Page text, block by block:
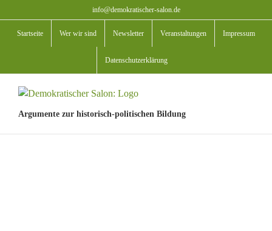
Inhalt
springen
info@demokratischer-salon.de
Startseite Wer wir sind Newsletter Veranstaltungen Impressum
Datenschutzerklärung
Argumente zur historisch-politischen Bildung